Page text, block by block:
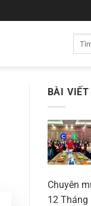
BÀI
Chuyên
12 Tháng